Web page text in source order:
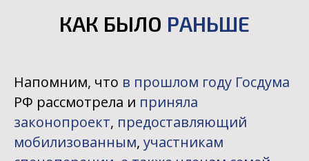
КАК БЫЛО РАНЬШЕ
Напомним, что в прошлом году Госдума
РФ рассмотрела и приняла
законопроект, предоставляющий
мобилизованным, участникам